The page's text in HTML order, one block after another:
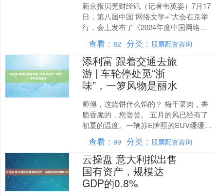
新京报贝壳财经讯（记者韦英姿）7月17
日，第八届中国“网络文学+”大会在京举
行，会上发布了《2024年度中国网络文
学发展报告》（下称：报告）。报告显
示，2024....
查看：82 分类： 股票配资咨询
添利富 跟着交通去旅
游 | 车轮停处觅“浙
味”，一箩风物是丽水
师傅，这烧饼什么馅的？ 梅干菜肉，香
脆香脆的，您尝尝。 五月的风已经有了
初夏的温度。一辆苏E牌照的SUV缓缓拐
进丽水服务区，车上的孩子扒着窗口
喊：“妈妈，我闻到....
查看：99 分类： 股票配资咨询
云操盘 意大利拟出售
国有资产，规模达
GDP的0.8%